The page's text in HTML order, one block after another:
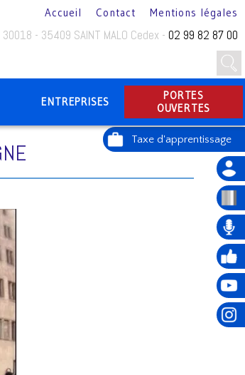
- 35409 SAINT MALO Cedex - 02 99 82 87 00
ENTREPRISES
PORTES
OUVERTES
Accueil Contact Mentions légales